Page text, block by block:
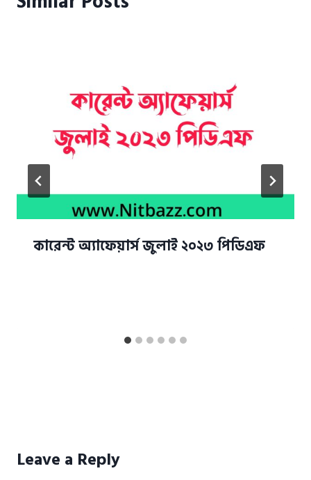
কারেন্ট অ্যাফেয়ার্স জুলাই ২০২৩ পিডিএফ
Leave a Reply